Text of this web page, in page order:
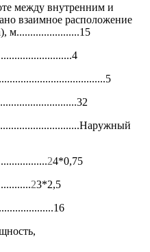
между внутренним и
взаимное расположение
м.......................15
24*0,75
23*2,5